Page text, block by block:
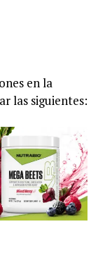
en la
las siguientes: